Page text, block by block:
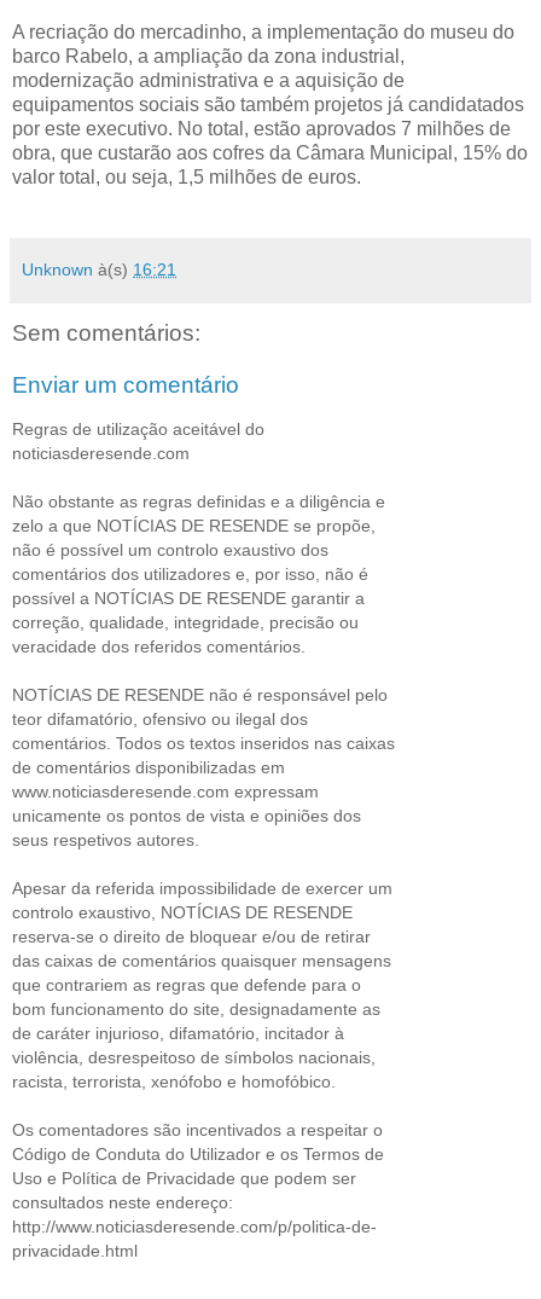
A recriação do mercadinho, a implementação do museu do
barco Rabelo, a ampliação da zona industrial,
modernização administrativa e a aquisição de
equipamentos sociais são também projetos já candidatados
por este executivo. No total, estão aprovados 7 milhões de
obra, que custarão aos cofres da Câmara Municipal, 15% do
valor total, ou seja, 1,5 milhões de euros.
Unknown à(s) 16:21
Sem comentários:
Enviar um comentário
Regras de utilização aceitável do
noticiasderesende.com
Não obstante as regras definidas e a diligência e
zelo a que NOTÍCIAS DE RESENDE se propõe,
não é possível um controlo exaustivo dos
comentários dos utilizadores e, por isso, não é
possível a NOTÍCIAS DE RESENDE garantir a
correção, qualidade, integridade, precisão ou
veracidade dos referidos comentários.
NOTÍCIAS DE RESENDE não é responsável pelo
teor difamatório, ofensivo ou ilegal dos
comentários. Todos os textos inseridos nas caixas
de comentários disponibilizadas em
www.noticiasderesende.com expressam
unicamente os pontos de vista e opiniões dos
seus respetivos autores.
Apesar da referida impossibilidade de exercer um
controlo exaustivo, NOTÍCIAS DE RESENDE
reserva-se o direito de bloquear e/ou de retirar
das caixas de comentários quaisquer mensagens
que contrariem as regras que defende para o
bom funcionamento do site, designadamente as
de caráter injurioso, difamatório, incitador à
violência, desrespeitoso de símbolos nacionais,
racista, terrorista, xenófobo e homofóbico.
Os comentadores são incentivados a respeitar o
Código de Conduta do Utilizador e os Termos de
Uso e Política de Privacidade que podem ser
consultados neste endereço:
http://www.noticiasderesende.com/p/politica-de-
privacidade.html